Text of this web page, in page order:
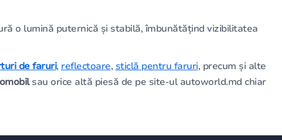
o lumină puternică și stabilă, îmbunătățind vizibilitatea
de faruri, reflectoare, sticlă pentru faruri, precum și alte
sau orice altă piesă de pe site-ul autoworld.md chiar